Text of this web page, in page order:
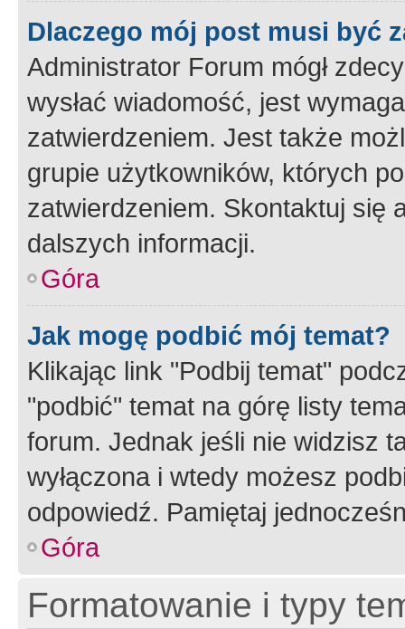
Dlaczego mój post musi być
Administrator Forum mógł
wysłać wiadomość, jest
zatwierdzeniem. Jest także
grupie użytkowników, których
zatwierdzeniem. Skontaktuj się
dalszych informacji.
Góra
Jak mogę podbić mój temat?
Klikając link "Podbij temat"
"podbić" temat na górę listy
forum. Jednak jeśli nie widzisz
wyłączona i wtedy możesz
odpowiedź. Pamiętaj
Góra
Formatowanie i typy